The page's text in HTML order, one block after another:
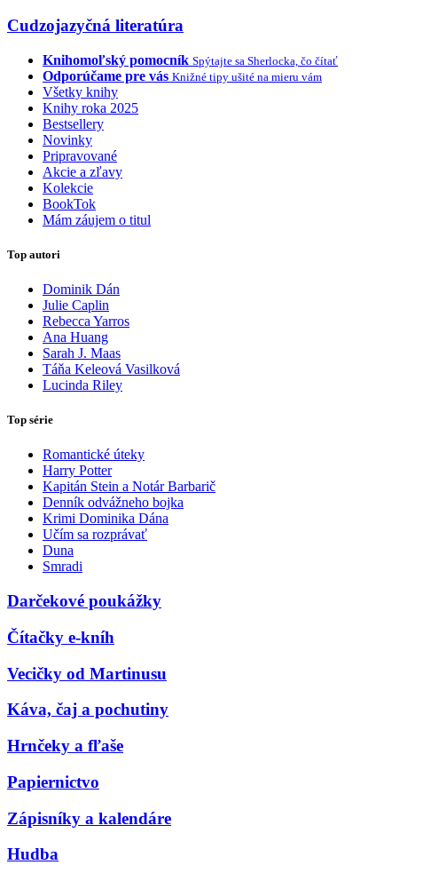
Cudzojazyčná literatúra
Knihomoľský pomocník Spýtajte sa Sherlocka, čo čítať
Odporúčame pre vás Knižné tipy ušité na mieru vám
Všetky knihy
Knihy roka 2025
Bestsellery
Novinky
Pripravované
Akcie a zľavy
Kolekcie
BookTok
Mám záujem o titul
Top autori
Dominik Dán
Julie Caplin
Rebecca Yarros
Ana Huang
Sarah J. Maas
Táňa Keleová Vasilková
Lucinda Riley
Top série
Romantické úteky
Harry Potter
Kapitán Stein a Notár Barbarič
Denník odvážneho bojka
Krimi Dominika Dána
Učím sa rozprávať
Duna
Smradi
Darčekové poukážky
Čítačky e-kníh
Vecičky od Martinusu
Káva, čaj a pochutiny
Hrnčeky a fľaše
Papiernictvo
Zápisníky a kalendáre
Hudba